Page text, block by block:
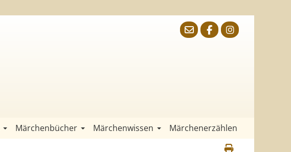
Märchenbücher Märchenwissen Märchenerzählen